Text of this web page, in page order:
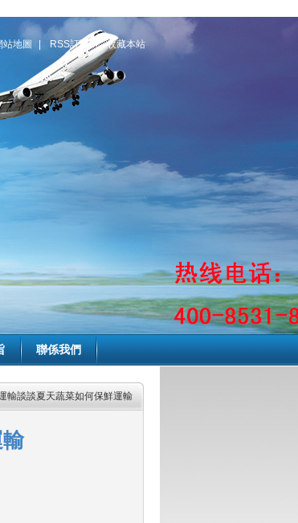
站地圖 RSS訂閱 | 收藏本站
聯係我們
輸談談夏天蔬菜如何保鮮運輸